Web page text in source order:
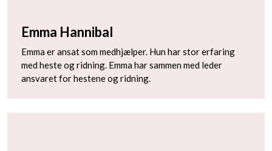
Emma Hannibal
Emma er ansat som medhjælper. Hun har stor erfaring
med heste og ridning. Emma har sammen med leder
ansvaret for hestene og ridning.